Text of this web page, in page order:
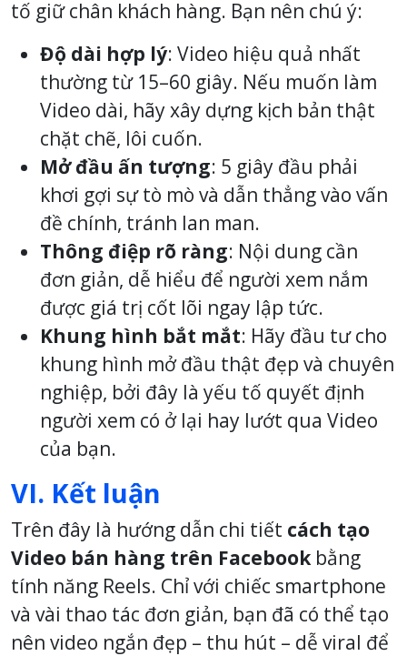
tố giữ chân khách hàng. Bạn nên chú ý:
Độ dài hợp lý: Video hiệu quả nhất
thường từ 15–60 giây. Nếu muốn làm
Video dài, hãy xây dựng kịch bản thật
chặt chẽ, lôi cuốn.
Mở đầu ấn tượng: 5 giây đầu phải
khơi gợi sự tò mò và dẫn thẳng vào vấn
đề chính, tránh lan man.
Thông điệp rõ ràng: Nội dung cần
đơn giản, dễ hiểu để người xem nắm
được giá trị cốt lõi ngay lập tức.
Khung hình bắt mắt: Hãy đầu tư cho
khung hình mở đầu thật đẹp và chuyên
nghiệp, bởi đây là yếu tố quyết định
người xem có ở lại hay lướt qua Video
của bạn.
VI. Kết luận
Trên đây là hướng dẫn chi tiết cách tạo
Video bán hàng trên Facebookbằng
tính năng Reels. Chỉ với chiếc smartphone
và vài thao tác đơn giản, bạn đã có thể tạo
nên video ngắn đẹp – thu hút – dễ viral để